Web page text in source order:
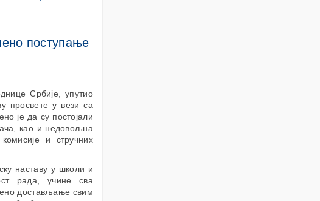
поступање
Србије, упутио
просвете у вези са
је да су постојали
као и недовољна
и стручних
наставу у школи и
рада, учине сва
достављање свим